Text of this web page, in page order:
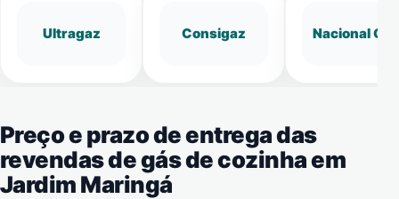
Ultragaz Consigaz Nacional Gás
Preço e prazo de entrega das
revendas de gás de cozinha em
Jardim Maringá